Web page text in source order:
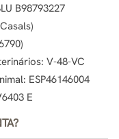
B98793227
V-48-VC
ESP46146004
E